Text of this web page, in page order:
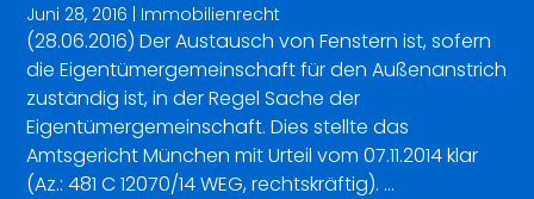
Juni 28, 2016 | Immobilienrecht
(28.06.2016) Der Austausch von Fenstern ist, sofern
die Eigentümergemeinschaft für den Außenanstrich
zuständig ist, in der Regel Sache der
Eigentümergemeinschaft. Dies stellte das
Amtsgericht München mit Urteil vom 07.11.2014 klar
(Az.: 481 C 12070/14 WEG, rechtskräftig). …